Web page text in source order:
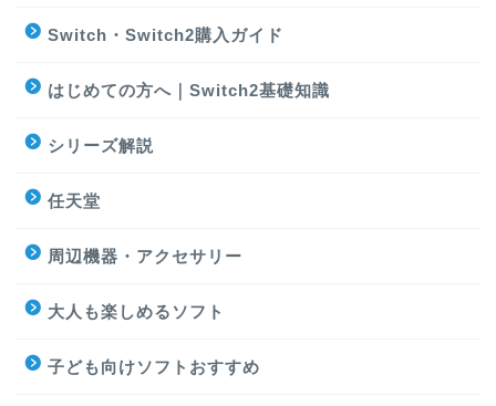
Switch・Switch2購入ガイド
はじめての方へ｜Switch2基礎知識
シリーズ解説
任天堂
周辺機器・アクセサリー
大人も楽しめるソフト
子ども向けソフトおすすめ